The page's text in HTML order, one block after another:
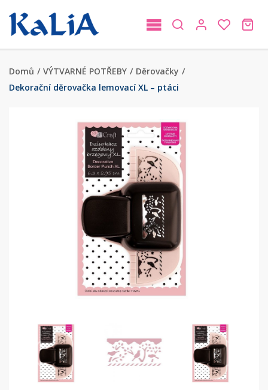
Domů / VÝTVARNÉ POTŘEBY / Děrovačky /
Dekorační děrovačka lemovací XL – ptáci